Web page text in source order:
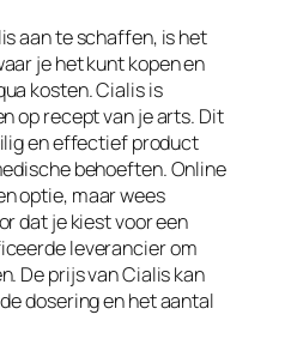
aan te schaffen, is het
je het kunt kopen en
kosten. Cialis is
op recept van je arts. Dit
en effectief product
behoeften. Online
optie, maar wees
dat je kiest voor een
leverancier om
De prijs van Cialis kan
dosering en het aantal